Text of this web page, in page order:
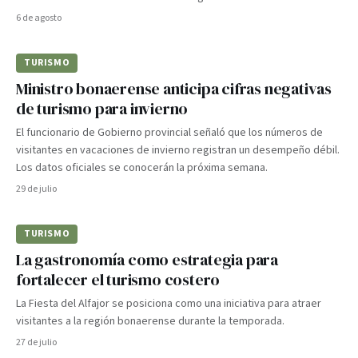
6 de agosto
TURISMO
Ministro bonaerense anticipa cifras negativas
de turismo para invierno
El funcionario de Gobierno provincial señaló que los números de
visitantes en vacaciones de invierno registran un desempeño débil.
Los datos oficiales se conocerán la próxima semana.
29 de julio
TURISMO
La gastronomía como estrategia para
fortalecer el turismo costero
La Fiesta del Alfajor se posiciona como una iniciativa para atraer
visitantes a la región bonaerense durante la temporada.
27 de julio